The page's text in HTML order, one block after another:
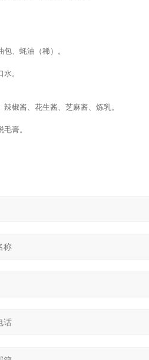
、蚝油（稀）。
。
椒酱、花生酱、芝麻酱、炼乳。
膏。